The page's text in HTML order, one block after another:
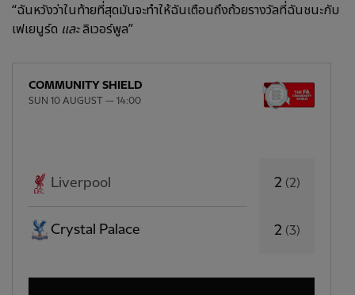
“ฉันหวังว่าในท้ายที่สุดมันจะทำให้ฉันเตือนถึงถ้วยรางวัลที่ฉันชนะกับ
เฟเยนูร์ด และลิเวอร์พูล”
COMMUNITY SHIELD
SUN 10 AUGUST — 14:00
Liverpool
Crystal Palace
2 (2)
2 (3)